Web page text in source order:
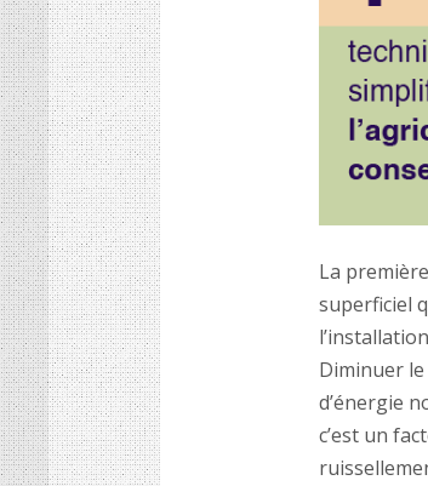
La
superficiel
Diminuer
d’énergie
c’est un